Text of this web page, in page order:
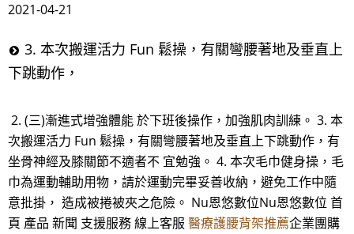
2021-04-21
3. 本次搬運活力 Fun 鬆操，有關彎腰著地及垂直上
下跳動作，
2. (三)漸進式增強體能 於下班後操作，加強肌肉訓練。 3. 本
次搬運活力 Fun 鬆操，有關彎腰著地及垂直上下跳動作，有
坐骨神經及膝關節不適者不 宜勉強。 4. 本次毛巾健身操，毛
巾為運動輔助用物，請於運動完畢妥善收納，避免工作中隨
意批掛， 造成被捲被夾之危險。 Nu恩悠數位Nu恩悠數位 首
頁 產品 新聞 支援服務 線上客服 醫療護腰背架推薦企業團購